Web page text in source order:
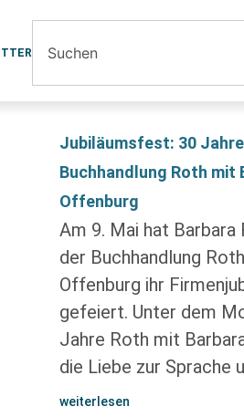
Jubiläumsfest: 30 Jahre
Buchhandlung Roth mit
Offenburg
Am 9. Mai hat Barbara
der Buchhandlung
Offenburg ihr
gefeiert. Unter dem
Jahre Roth mit
die Liebe zur Sprache
weiterlesen